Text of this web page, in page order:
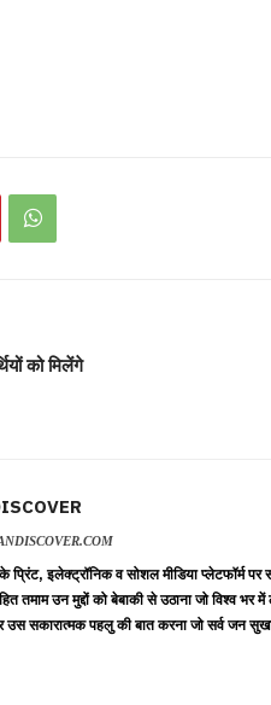
को मिलेंगे
प्रिंट, इलेक्ट्रॉनिक व सोशल मीडिया प्लेटफॉर्म
तमाम उन मुद्दों को बेबाकी से उठाना जो विश्व
उस सकारात्मक पहलु की बात करना जो सर्व जन